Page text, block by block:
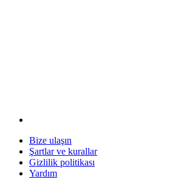
Bize ulaşın
Şartlar ve kurallar
Gizlilik politikası
Yardım